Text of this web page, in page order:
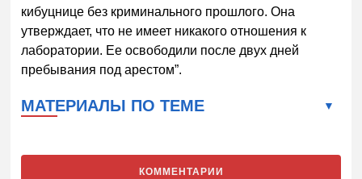
кибуцнице без криминального прошлого. Она
утверждает, что не имеет никакого отношения к
лаборатории. Ее освободили после двух дней
пребывания под арестом”.
МАТЕРИАЛЫ ПО ТЕМЕ
КОММЕНТАРИИ